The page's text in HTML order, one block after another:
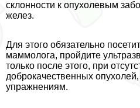
склонности к опухолевым
желез.
Для этого обязательно
маммолога, пройдите
только после этого, при
доброкачественных опухолей,
упражнениям.